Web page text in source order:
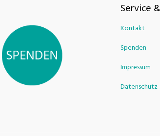
Service
Kontakt
Spenden
Impressum
Datenschutz